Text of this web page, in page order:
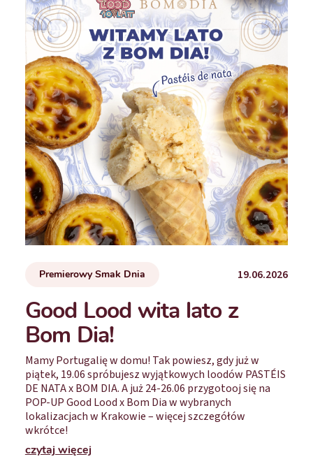
Premierowy Smak Dnia 19.06.2026
Good Lood wita lato z
Bom Dia!
Mamy Portugalię w domu! Tak powiesz, gdy już w
piątek, 19.06 spróbujesz wyjątkowych loodów PASTÉIS
DE NATA x BOM DIA. A już 24-26.06 przygotooj się na
POP-UP Good Lood x Bom Dia w wybranych
lokalizacjach w Krakowie – więcej szczegółów
wkrótce!
czytaj więcej